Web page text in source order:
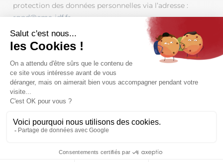
protection des données personnelles via l’adresse :
rgpd@cma-idf.fr
Si vous estimez, après nous avoir contactés, que vos droits
ne sont pas respectés, vous pouvez adresser une
réclamation auprès de la CNIL au 3 place de Fontenoy -
TSA 80715 - 75334 PARIS CEDEX 07. Enfin, si vous ne
souhaitez ne pas être sollicité par téléphone, vous pouvez
vous s’inscrire sur la liste d’opposition au démarchage
www.bloctel.gouv.fr